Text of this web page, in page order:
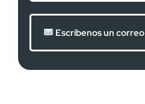
Escríbenos un correo